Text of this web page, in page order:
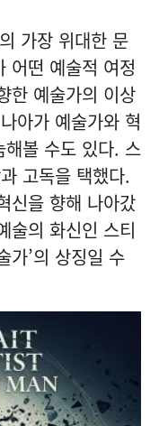
가장 위대한 문
어떤 예술적 여정
한 예술가의 이상
아가 예술가와 혁
볼 수도 있다. 스
고독을 택했다.
신을 향해 나아갔
술의 화신인 스티
가’의 상징일 수